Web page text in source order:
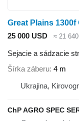
Great Plains 1300f
25 000 USD
≈ 21
Sejacie a sádzacie
Šírka záberu 4 m
Ukrajina,
ChP AGRO SPEC